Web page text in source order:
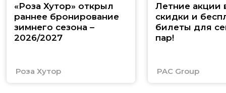
«Роза Хутор» открыл
раннее бронирование
зимнего сезона –
2026/2027
Роза Хутор
Летние акции
скидки и
билеты для
пар!
PAC Group